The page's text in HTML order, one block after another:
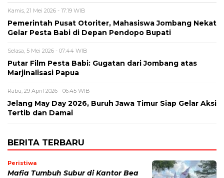
Kamis, 21 Mei 2026 - 17:19 WIB
Pemerintah Pusat Otoriter, Mahasiswa Jombang Nekat
Gelar Pesta Babi di Depan Pendopo Bupati
Selasa, 5 Mei 2026 - 07:44 WIB
Putar Film Pesta Babi: Gugatan dari Jombang atas
Marjinalisasi Papua
Rabu, 29 April 2026 - 06:45 WIB
Jelang May Day 2026, Buruh Jawa Timur Siap Gelar Aksi
Tertib dan Damai
BERITA TERBARU
Peristiwa
Mafia Tumbuh Subur di Kantor Bea